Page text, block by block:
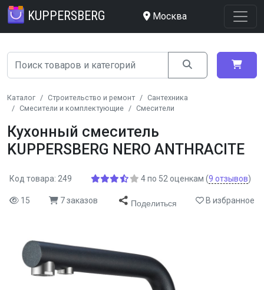
KUPPERSBERG Москва
Каталог Строительство и ремонт
Сантехника
Смесители и комплектующие
Смесители
Кухонный смеситель
KUPPERSBERG NERO ANTHRACITE
Код товара: 249 4по 52 оценкам (9 отзывов)
15 7 заказов Поделиться В избранное